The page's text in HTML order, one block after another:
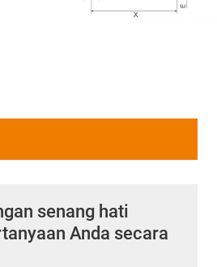
senang hati
Anda secara